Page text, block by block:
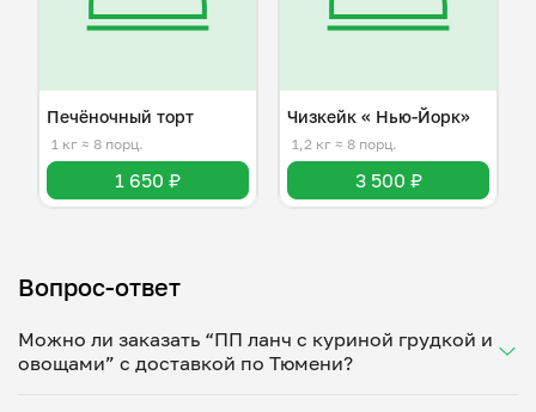
Печёночный торт
1 кг ≈ 8 порц.
1 650 ₽
Чизкейк « Нью-Йорк»
1,2 кг ≈ 8 порц.
3 500 ₽
Вопрос-ответ
Можно ли заказать “ПП ланч с куриной грудкой и
овощами” с доставкой по Тюмени?